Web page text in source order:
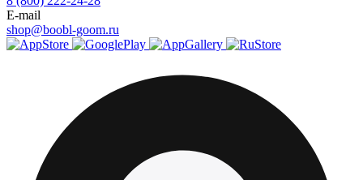
E-mail
shop@boobl-goom.ru